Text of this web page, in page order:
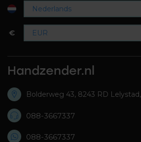
€
Handzender.nl
Bolderweg 43, 8243 RD Lelystad,
088-3667337
088-3667337